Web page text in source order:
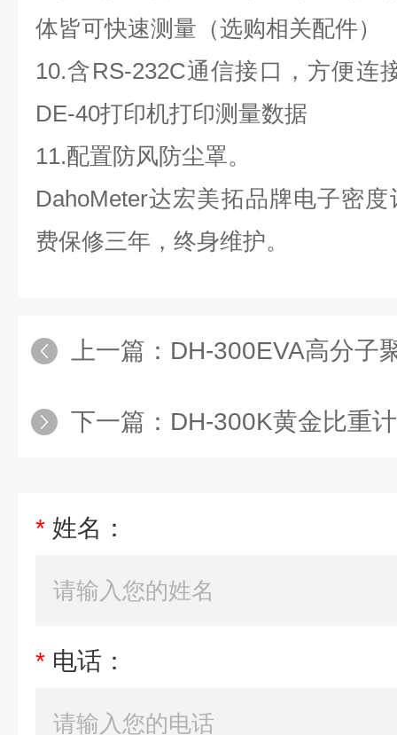
体皆可快速测量（选购相关配件）
10.含RS-232C通信接口，方便连
DE-40打印机打印测量数据
11.配置防风防尘罩。
DahoMeter达宏美拓品牌电子密
费保修三年，终身维护。
上一篇： DH-300EVA高分子
下一篇： DH-300K黄金比重计
* 姓名：
* 电话：